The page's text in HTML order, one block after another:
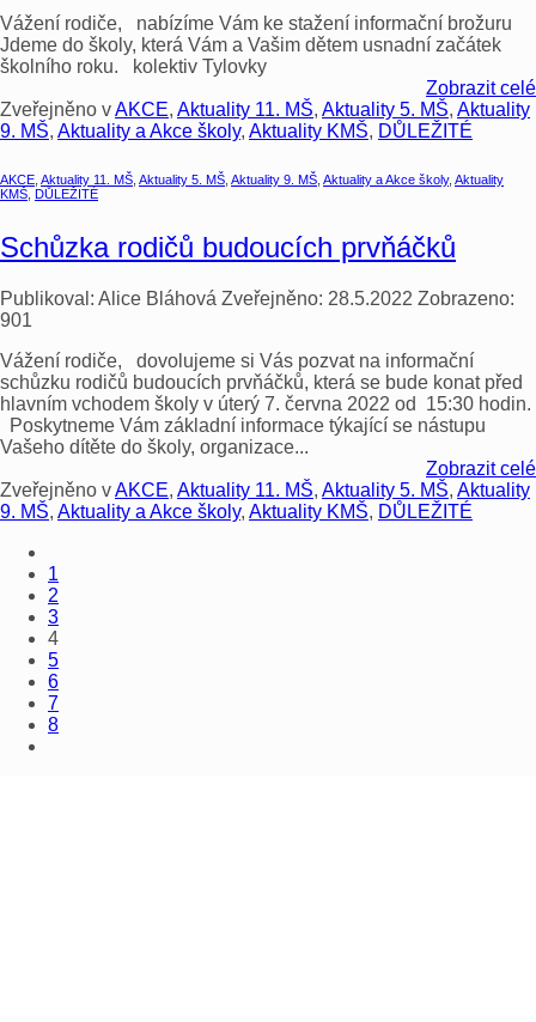
Vážení rodiče, nabízíme Vám ke stažení informační brožuru
Jdeme do školy, která Vám a Vašim dětem usnadní začátek
školního roku. kolektiv Tylovky
Zobrazit celé
Zveřejněno vAKCE, Aktuality 11. MŠ, Aktuality 5. MŠ, Aktuality
9. MŠ, Aktuality a Akce školy, Aktuality KMŠ, DŮLEŽITÉ
AKCE Aktuality 11. MŠ Aktuality 5. MŠ Aktuality 9. MŠ Aktuality a Akce školy, Aktuality
KMŠ DŮLEŽITÉ
Schůzka rodičů budoucích prvňáčků
Publikoval: Alice Bláhová Zveřejněno: 28.5.2022 Zobrazeno:
901
Vážení rodiče, dovolujeme si Vás pozvat na informační
schůzku rodičů budoucích prvňáčků, která se bude konat před
hlavním vchodem školy v úterý 7. června 2022 od 15:30 hodin.
Poskytneme Vám základní informace týkající se nástupu
Vašeho dítěte do školy, organizace...
Zobrazit celé
Zveřejněno vAKCE, Aktuality 11. MŠ, Aktuality 5. MŠ, Aktuality
9. MŠ, Aktuality a Akce školy, Aktuality KMŠ, DŮLEŽITÉ
1
2
3
4
5
6
7
8